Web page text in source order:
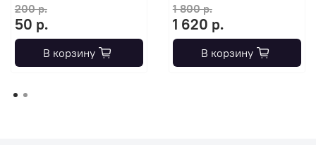
200 р.
50 р.
В корзину
1 800 р.
1 620 р.
В корзину